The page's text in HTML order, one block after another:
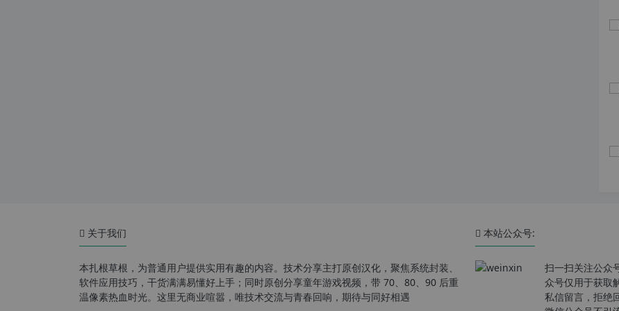
关于我们
本扎根草根，为普通用户提供实用有趣的内容。技术分享主打原创汉化，聚焦系统封装、
软件应用技巧，干货满满易懂好上手；同时原创分享童年游戏视频，带 70、80、90 后重
温像素热血时光。这里无商业喧嚣，唯技术交流与青春回响，期待与同好相遇
本站公众号:
扫一扫关注公众
众号仅用于获取
私信留言，拒绝